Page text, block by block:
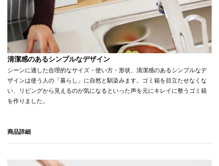
清潔感のあるシンプルなデザイン
シーンに適した合理的なサイズ・使い方・形状、清潔感のあるシンプルなデ
ザインは使う人の「暮らし」に自然と馴染みます。ゴミ箱を目立たせなくな
い、リビングから見えるのが気になるといった声を元にキレイに整うゴミ箱
を作りました。
商品詳細